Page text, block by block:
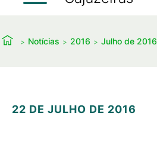
Notícias 2016 Julho de 2016
22 DE JULHO DE 2016